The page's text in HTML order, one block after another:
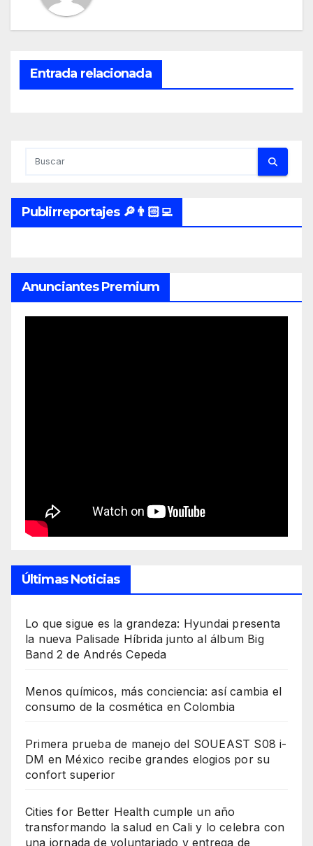
Entrada relacionada
Publirreportajes 🔎👨🏻‍💻
Anunciantes Premium
Últimas Noticias
Lo que sigue es la grandeza: Hyundai presenta
la nueva Palisade Híbrida junto al álbum Big
Band 2 de Andrés Cepeda
Menos químicos, más conciencia: así cambia el
consumo de la cosmética en Colombia
Primera prueba de manejo del SOUEAST S08 i-
DM en México recibe grandes elogios por su
confort superior
Cities for Better Health cumple un año
transformando la salud en Cali y lo celebra con
una jornada de voluntariado y entrega de